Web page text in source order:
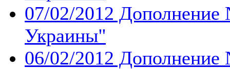
07/02/2012 Дополнение
Украины''
06/02/2012 Дополнение